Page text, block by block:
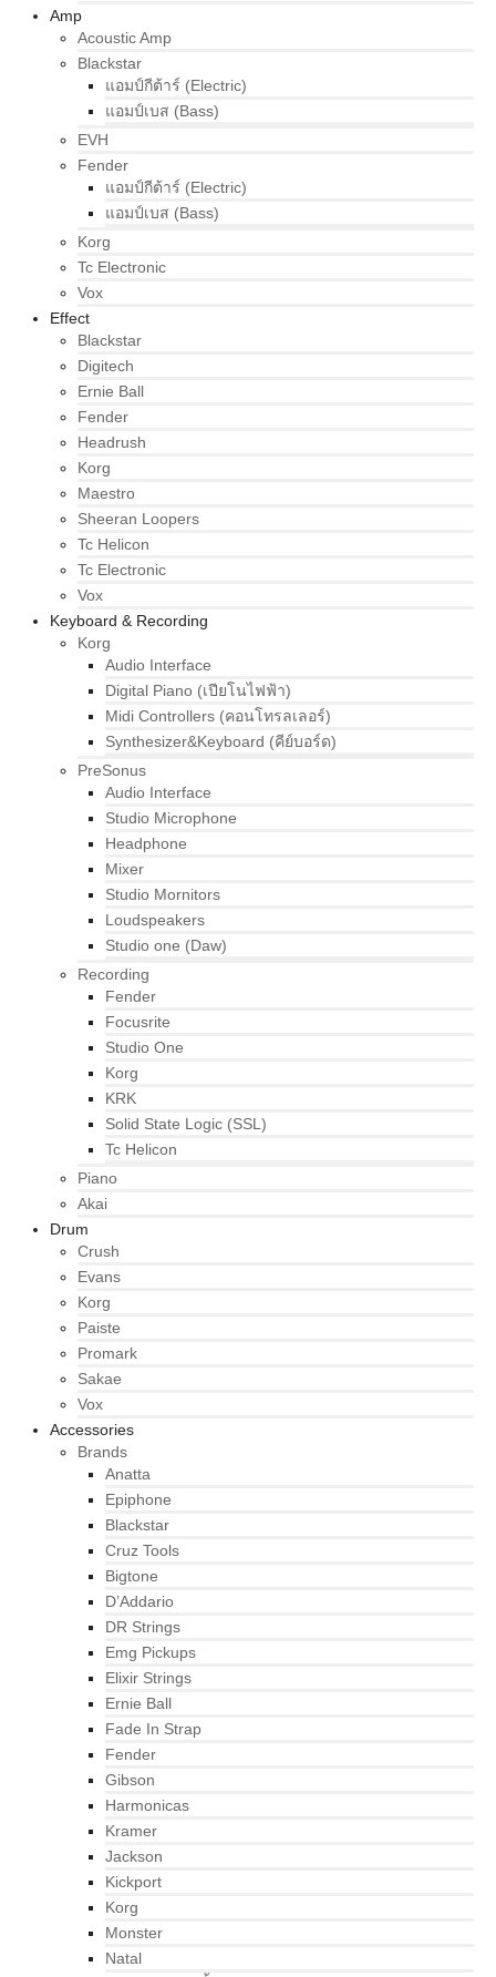
Amp
Acoustic Amp
Blackstar
แอมป์กีต้าร์ (Electric)
แอมป์เบส (Bass)
EVH
Fender
แอมป์กีต้าร์ (Electric)
แอมป์เบส (Bass)
Korg
Tc Electronic
Vox
Effect
Blackstar
Digitech
Ernie Ball
Fender
Headrush
Korg
Maestro
Sheeran Loopers
Tc Helicon
Tc Electronic
Vox
Keyboard & Recording
Korg
Audio Interface
Digital Piano (เปียโนไฟฟ้า)
Midi Controllers (คอนโทรลเลอร์)
Synthesizer&Keyboard (คีย์บอร์ด)
PreSonus
Audio Interface
Studio Microphone
Headphone
Mixer
Studio Mornitors
Loudspeakers
Studio one (Daw)
Recording
Fender
Focusrite
Studio One
Korg
KRK
Solid State Logic (SSL)
Tc Helicon
Piano
Akai
Drum
Crush
Evans
Korg
Paiste
Promark
Sakae
Vox
Accessories
Brands
Anatta
Epiphone
Blackstar
Cruz Tools
Bigtone
D’Addario
DR Strings
Emg Pickups
Elixir Strings
Ernie Ball
Fade In Strap
Fender
Gibson
Harmonicas
Kramer
Jackson
Kickport
Korg
Monster
Natal